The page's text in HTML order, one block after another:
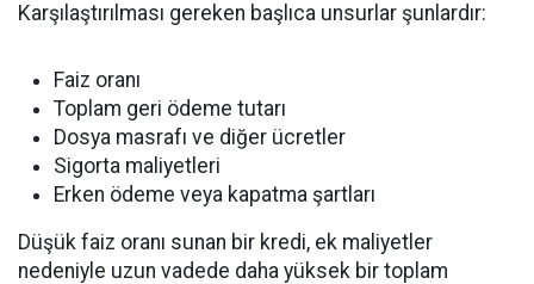
Karşılaştırılması gereken başlıca unsurlar şunlardır:
Faiz oranı
Toplam geri ödeme tutarı
Dosya masrafı ve diğer ücretler
Sigorta maliyetleri
Erken ödeme veya kapatma şartları
Düşük faiz oranı sunan bir kredi, ek maliyetler
nedeniyle uzun vadede daha yüksek bir toplam